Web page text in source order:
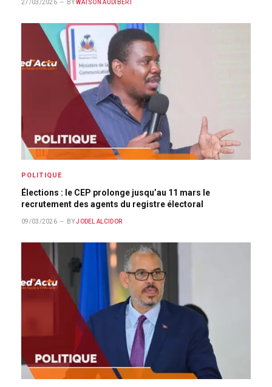
27/03/2026 BY WATSON AUDIBERT
POLITIQUE
Élections : le CEP prolonge jusqu’au 11 mars le
recrutement des agents du registre électoral
09/03/2026 BY JODEL ALCIDOR